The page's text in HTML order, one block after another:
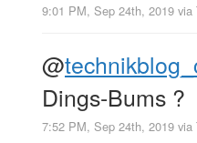
9:01 PM, Sep 24th, 2019 via
@
Dings-Bums ?
7:52 PM, Sep 24th, 2019 via